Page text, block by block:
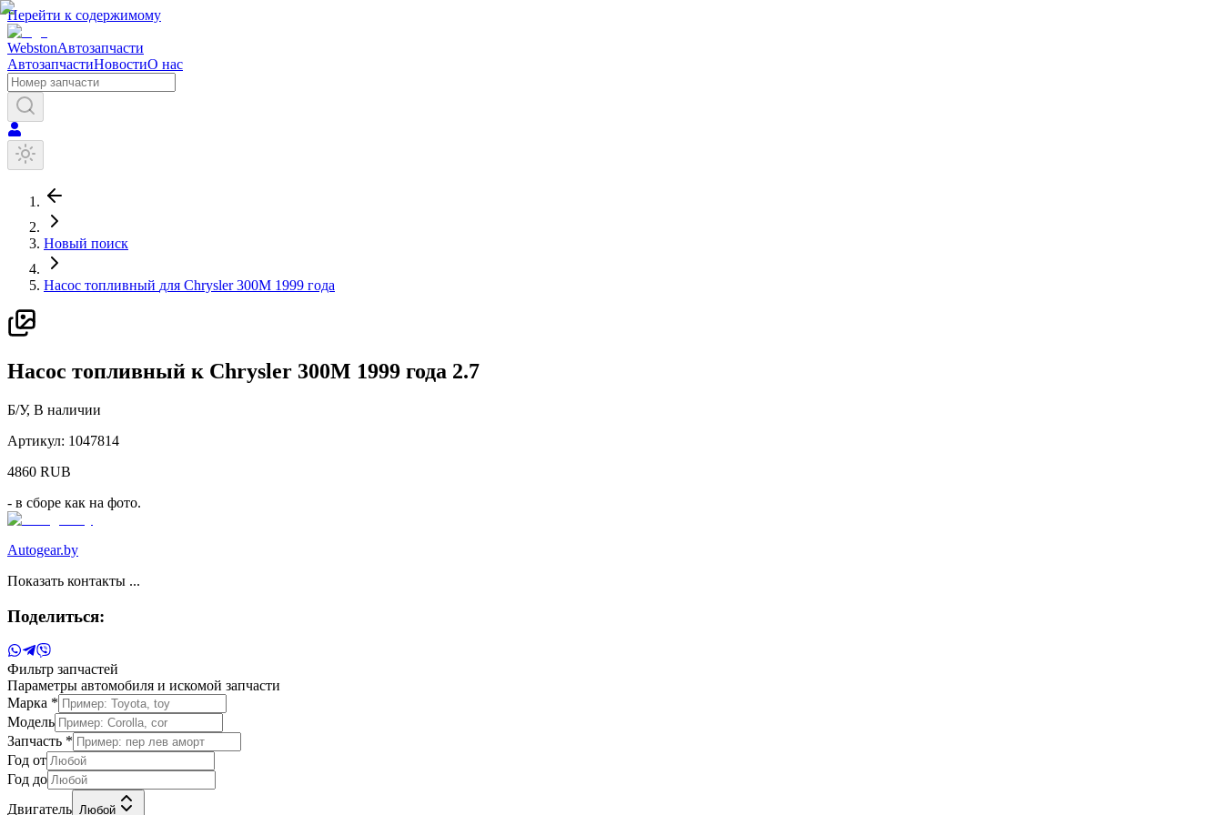
Перейти к содержимому
WebstonАвтозапчасти
АвтозапчастиНовостиО нас
Новый поиск
Насос топливный для Chrysler 300M 1999 года
Насос топливный к Chrysler 300M 1999 года 2.7
Б/У, В наличии
Артикул: 1047814
4860 RUB
- в сборе как на фото.
Autogear.by
Показать контакты ...
Поделиться:
Фильтр запчастей
Параметры автомобиля и искомой запчасти
Марка *
Модель
Запчасть *
Год от
Год до
Двигатель Любой